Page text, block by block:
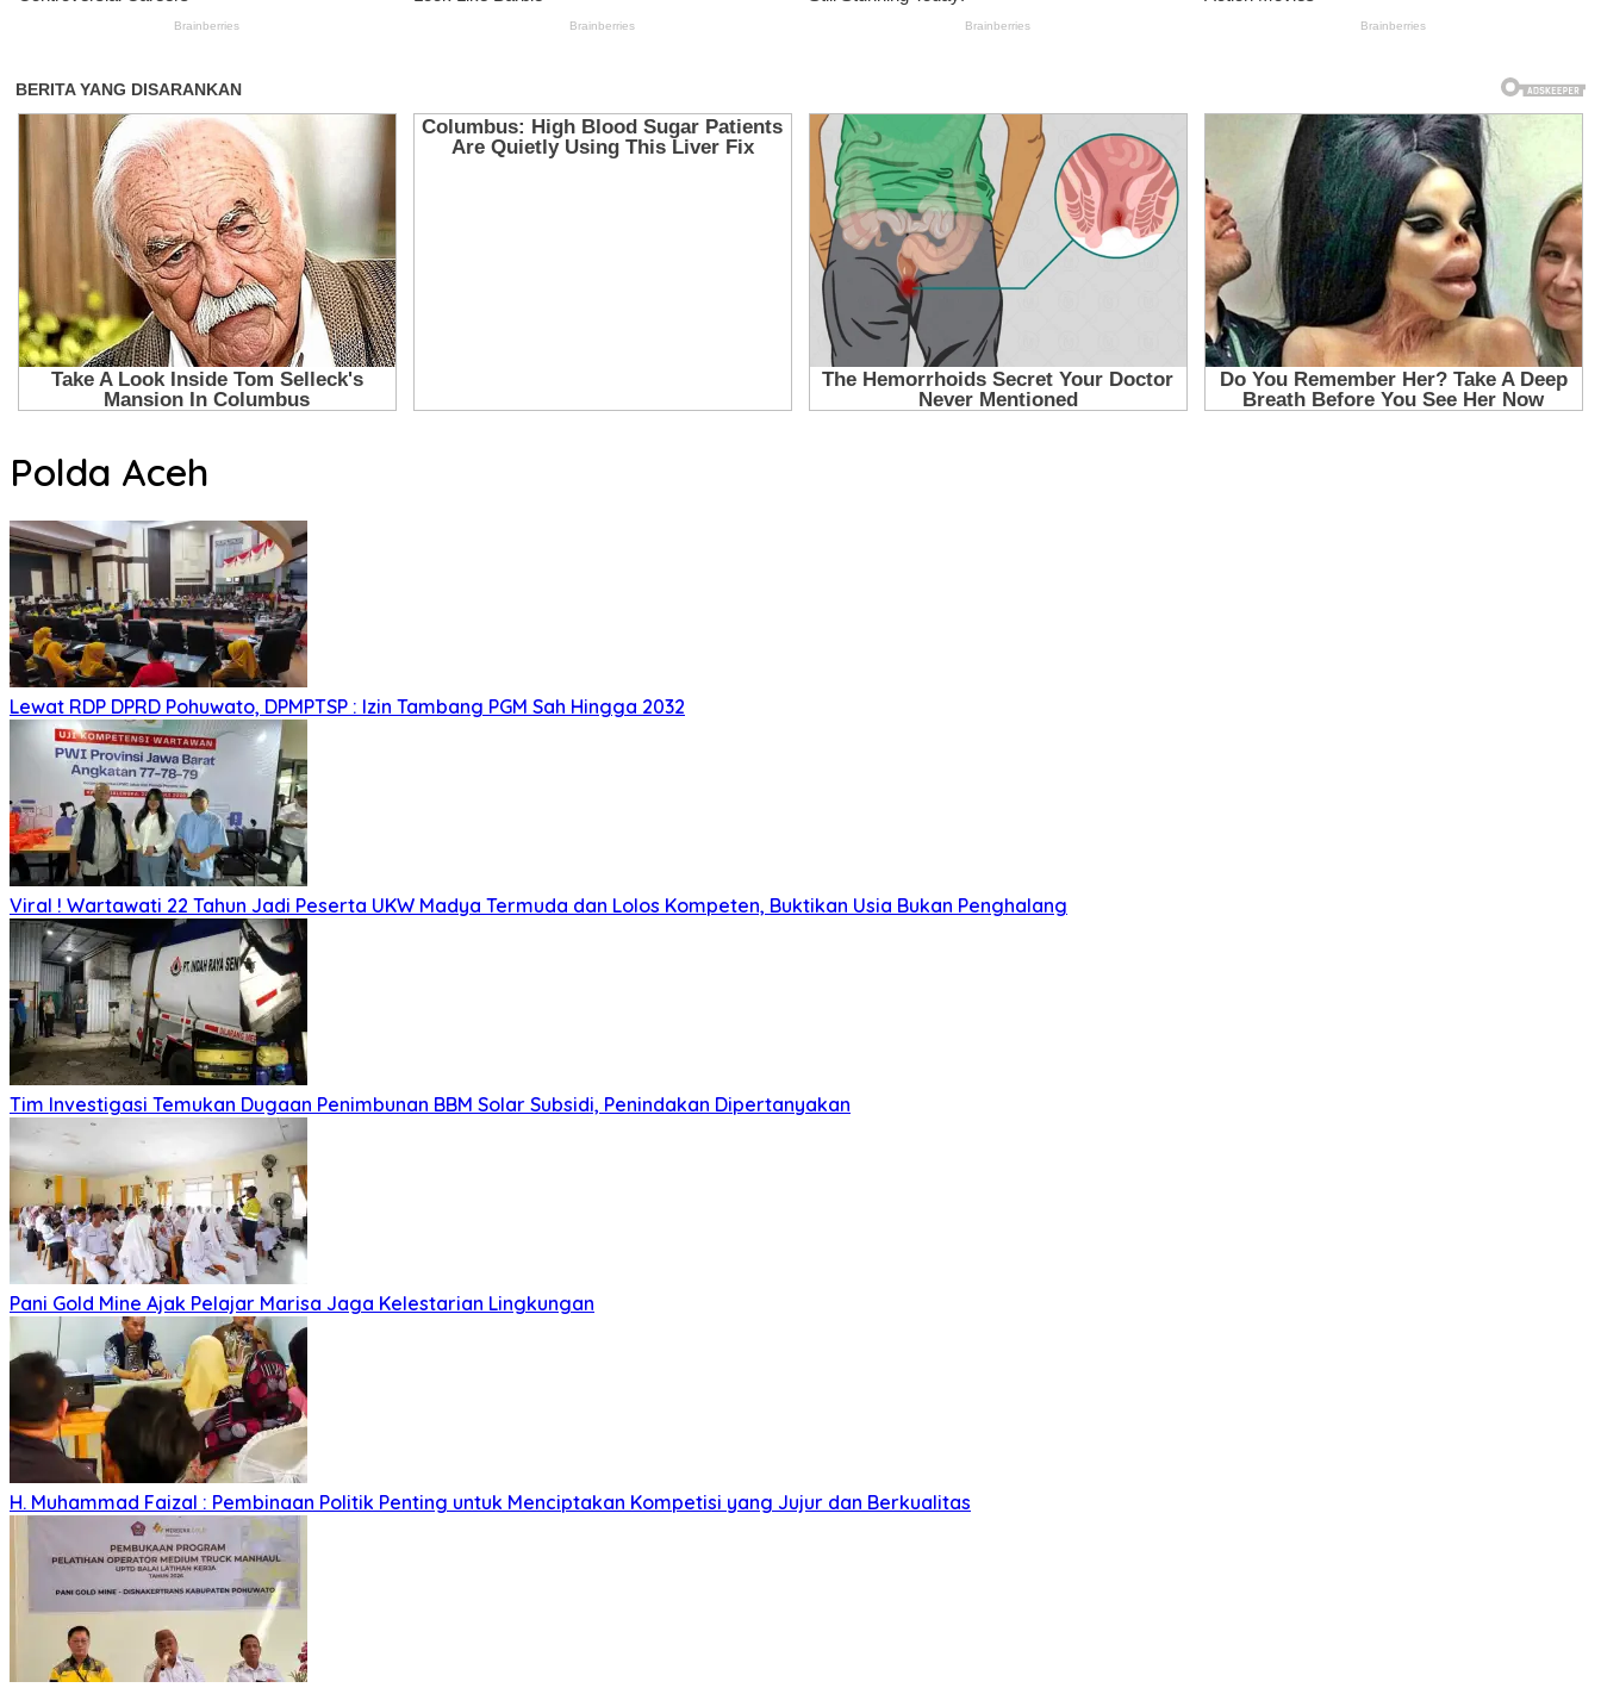
Polda Aceh
Lewat RDP DPRD Pohuwato, DPMPTSP : Izin Tambang PGM Sah Hingga 2032
Viral ! Wartawati 22 Tahun Jadi Peserta UKW Madya Termuda dan Lolos Kompeten, Buktikan Usia Bukan Penghalang
Tim Investigasi Temukan Dugaan Penimbunan BBM Solar Subsidi, Penindakan Dipertanyakan
Pani Gold Mine Ajak Pelajar Marisa Jaga Kelestarian Lingkungan
H. Muhammad Faizal : Pembinaan Politik Penting untuk Menciptakan Kompetisi yang Jujur dan Berkualitas